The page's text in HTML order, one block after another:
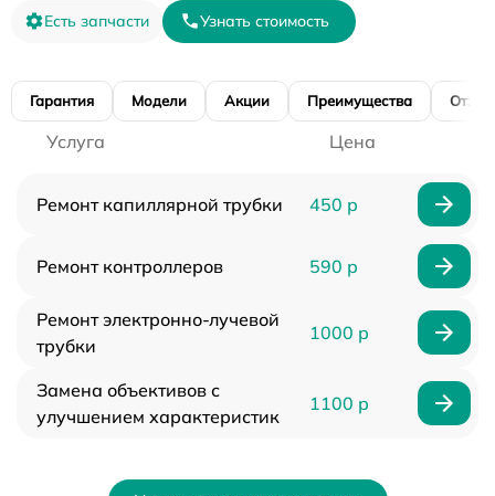
Есть запчасти Узнать стоимость
Гарантия Модели Акции Преимущества
Услуга Цена
Ремонт капиллярной трубки 450 р
Ремонт контроллеров 590 р
Ремонт электронно-лучевой
трубки
1000 р
Замена объективов с
улучшением характеристик
1100 р